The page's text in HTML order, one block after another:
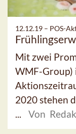
12.12.19 – POS-
Mit zwei
WMF-Group)
2020 stehen
...
Von